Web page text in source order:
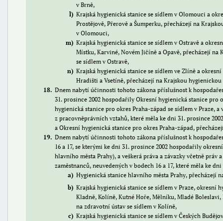
v Brně,
l
Krajská hygienická stanice se sídlem v Olomouci a
Prostějově, Přerově a Šumperku, přecházejí na
v Olomouci,
m
Krajská hygienická stanice se sídlem v Ostravě a
Místku, Karviné, Novém Jičíně a Opavě, přecházejí
se sídlem v Ostravě,
n
Krajská hygienická stanice se sídlem ve Zlíně a
Hradišti a Vsetíně, přecházejí na Krajskou
18
Dnem nabytí účinnosti tohoto zákona příslušnost k
31. prosince 2002 hospodařily Okresní hygienická stanice pro
hygienická stanice pro okres Praha-západ se sídlem v Praze,
z pracovněprávních vztahů, které měla ke dni 31. prosince
a Okresní hygienická stanice pro okres Praha-západ,
19
Dnem nabytí účinnosti tohoto zákona příslušnost k
16 a 17, se kterými ke dni 31. prosince 2002 hospodařily
hlavního města Prahy), a veškerá práva a závazky včetně
zaměstnanců, neuvedených v bodech 16 a 17, které měla ke
a
Hygienická stanice hlavního města Prahy, přecházejí
b
Krajská hygienická stanice se sídlem v Praze, okresní
Kladně, Kolíně, Kutné Hoře, Mělníku, Mladé
na zdravotní ústav se sídlem v Kolíně,
c
Krajská hygienická stanice se sídlem v Českých